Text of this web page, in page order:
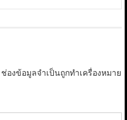
ช่องข้อมูลจำเป็นถูกทำเครื่องหมาย